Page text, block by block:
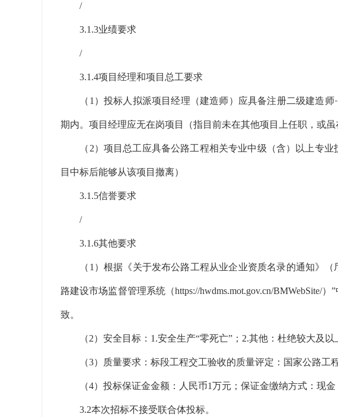
/
3.1.3业绩要求
/
3.1.4项目经理和项目总工要求
（1）投标人拟派项目经理（建造师）应具备注册二级建造师·
期内。项目经理应无在岗项目（指目前未在其他项目上任职，或
（2）项目总工应具备公路工程相关专业中级（含）以上专业
目中标后能够从该项目撤离）
3.1.5信誉要求
/
3.1.6其他要求
（1）根据《关于发布公路工程从业企业资质名录的通知》（
路建设市场监督管理系统（https://hwdms.mot.gov.cn/
致。
（2）安全目标：1.安全生产“零死亡”；2.其他：杜绝较大及以
（3）质量要求：标段工程交工验收的质量评定：国家公路工
（4）投标保证金金额：人民币1万元；保证金缴纳方式：现金
3.2本次招标不接受联合体投标。